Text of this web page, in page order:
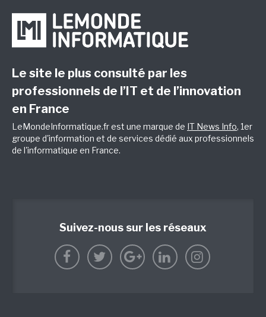
Le site le plus consulté par les
professionnels de l’IT et de l’innovation
en France
LeMondeInformatique.fr est une marque de IT News Info, 1er
groupe d'information et de services dédié aux professionnels
de l'informatique en France.
Suivez-nous sur les réseaux